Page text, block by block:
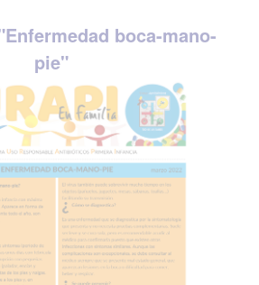
Enfermedad boca-mano-
pie"